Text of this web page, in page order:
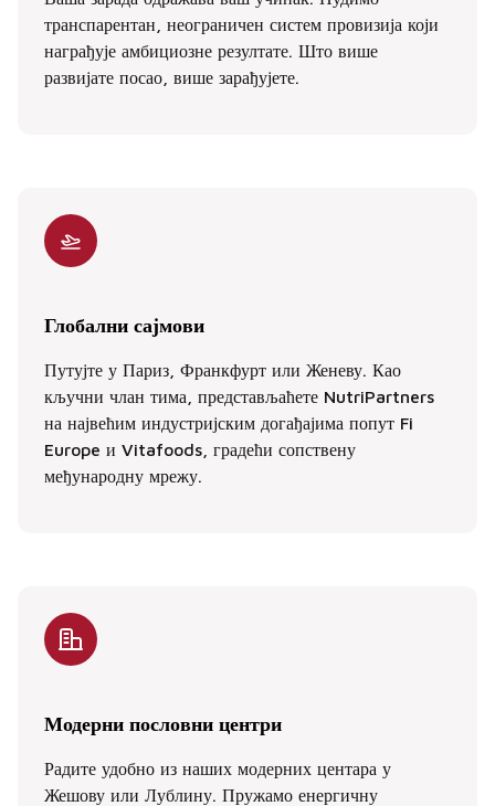
транспарентан, неограничен систем провизија који
награђује амбициозне резултате. Што више
развијате посао, више зарађујете.
Глобални сајмови
Путујте у Париз, Франкфурт или Женеву. Као
кључни члан тима, представљаћете NutriPartners
на највећим индустријским догађајима попут Fi
Europe и Vitafoods, градећи сопствену
међународну мрежу.
Модерни пословни центри
Радите удобно из наших модерних центара у
Жешову или Лублину. Пружамо енергичну